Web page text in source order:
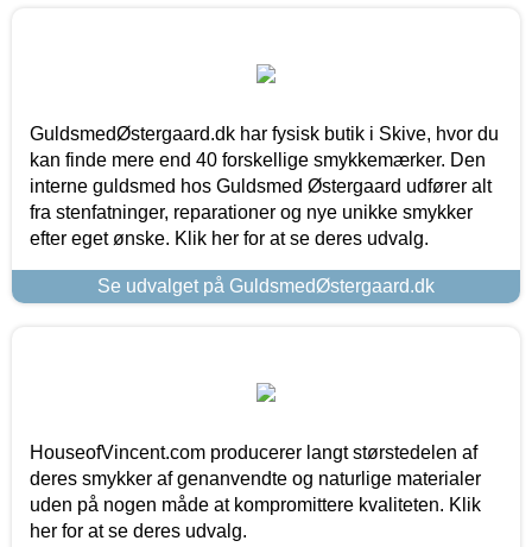
GuldsmedØstergaard.dk har fysisk butik i Skive, hvor du
kan finde mere end 40 forskellige smykkemærker. Den
interne guldsmed hos Guldsmed Østergaard udfører alt
fra stenfatninger, reparationer og nye unikke smykker
efter eget ønske. Klik her for at se deres udvalg.
Se udvalget på GuldsmedØstergaard.dk
HouseofVincent.com producerer langt størstedelen af
deres smykker af genanvendte og naturlige materialer
uden på nogen måde at kompromittere kvaliteten. Klik
her for at se deres udvalg.